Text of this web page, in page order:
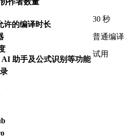
许的编译时长
30 秒
普通编译
助手及公式识别等功能
试用